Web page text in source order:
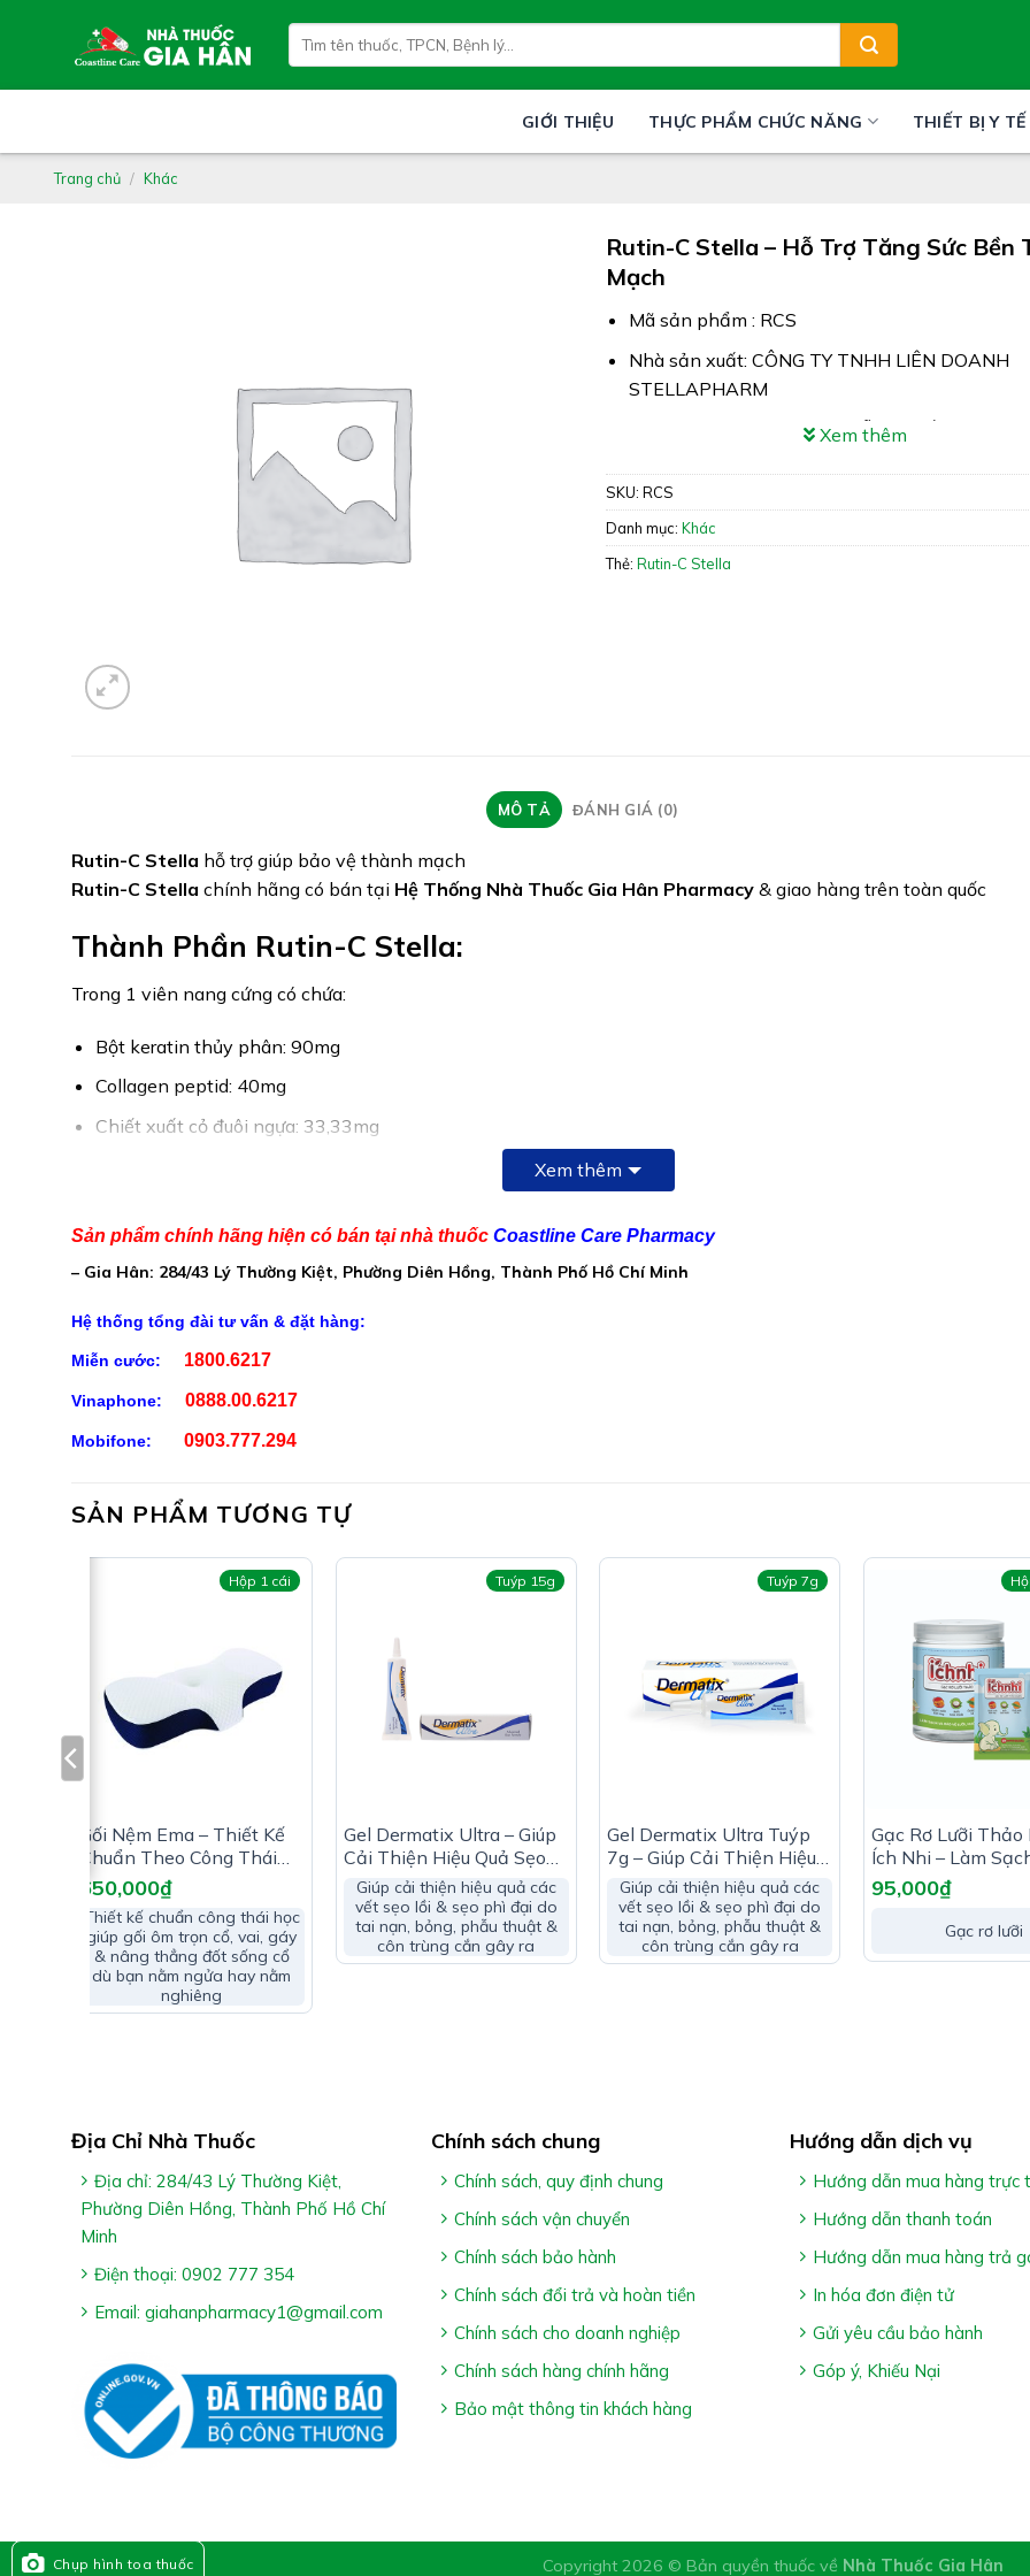
kiếm:
GIỚI THIỆU THỰC PHẨM CHỨC NĂNG THIẾT BỊ Y TẾ
Trang chủ / Khác
Rutin-C Stella – Hỗ Trợ Tăng Sức Bền
Mạch
Mã sản phẩm : RCS
Nhà sản xuất: CÔNG TY TNHH LIÊN DOANH
STELLAPHARM
Công dụng: Rutin-C Stella hỗ trợ chống oxy hóa,
Xuất xứ: Việt Nam
Giấy phép: 3704/2020/ĐKSP – 1714/2024/
ATTP
Xem thêm
SKU: RCS
Danh mục: Khác
Thẻ: Rutin-C Stella
MÔ TẢ ĐÁNH GIÁ (0)
Rutin-C Stella hỗ trợ giúp bảo vệ thành mạch
Rutin-C Stella chính hãng có bán tại Hệ Thống Nhà Thuốc Gia Hân Pharmacy & giao hàng trên toàn quốc
Thành Phần Rutin-C Stella:
Trong 1 viên nang cứng có chứa:
Bột keratin thủy phân: 90mg
Collagen peptid: 40mg
Chiết xuất cỏ đuôi ngựa: 33,33mg
l-Cystine: 8,33mg
Kẽm gluconate: 6,3mg
Chiết xuất nấm men chứa selen: 3,83mg
N-acetyl glucosamine: 3,33mg
Natri sắt citrat: 3,10mg
ß-caroten: 540 µg
Hesperidin: 0,33mg
Biotin: 8,3 µg
Công Dụng Rutin-C Stella:
Hỗ trợ chống oxy hóa
Hỗ trợ tăng sức bền thành mạch, giúp bảo vệ thành mạch
Ai Nên Dùng Rutin-C Stella:
Người trưởng thành uống 3 viên/ngày
Uống với nước hoặc nước ấm. Không nhai
*Lưu ý:
– Sản phẩm không phải là thuốc và không có chức năng thay thế thuốc chữa bệnh
– Tác dụng của sản phẩm tùy thuộc vào cơ địa hấp thu của từng người
Xem thêm
Sản phẩm chính hãng hiện có bán tại nhà thuốc Coastline Care Pharmacy
– Gia Hân: 284/43 Lý Thường Kiệt, Phường Diên Hồng, Thành Phố Hồ Chí Minh
Hệ thống tổng đài tư vấn & đặt hàng:
Miễn cước: 1800.6217
Vinaphone: 0888.00.6217
Mobifone: 0903.777.294
SẢN PHẨM TƯƠNG TỰ
Hộp 1 cái
Gối Nệm Ema – Thiết Kế
Chuẩn Theo Công Thái
Học
650,000₫
Thiết kế chuẩn công thái học
giúp gối ôm trọn cổ, vai, gáy
& nâng thẳng đốt sống cổ
dù bạn nằm ngửa hay nằm
nghiêng
Tuýp 15g
Gel Dermatix Ultra – Giúp
Cải Thiện Hiệu Quả Sẹo
Lồi
Giúp cải thiện hiệu quả các
vết sẹo lồi & sẹo phì đại do
tai nạn, bỏng, phẫu thuật &
côn trùng cắn gây ra
Tuýp 7g
Gel Dermatix Ultra Tuýp
7g – Giúp Cải Thiện Hiệu
Quả Sẹo Lồi
Giúp cải thiện hiệu quả các
vết sẹo lồi & sẹo phì đại do
tai nạn, bỏng, phẫu thuật &
côn trùng cắn gây ra
Gạc Rơ Lưỡi Thảo
Ích Nhi – Làm
Vệ Lưỡi, Nướu Cho
95,000₫
Gạc rơ lưỡi
Địa Chỉ Nhà Thuốc
Địa chỉ: 284/43 Lý Thường Kiệt,
Phường Diên Hồng, Thành Phố Hồ Chí
Minh
Điện thoại: 0902 777 354
Email: giahanpharmacy1@gmail.com
Chính sách chung
Chính sách, quy định chung
Chính sách vận chuyển
Chính sách bảo hành
Chính sách đổi trả và hoàn tiền
Chính sách cho doanh nghiệp
Chính sách hàng chính hãng
Bảo mật thông tin khách hàng
Hướng dẫn dịch vụ
Hướng dẫn mua hàng trực
Hướng dẫn thanh toán
Hướng dẫn mua hàng trả
In hóa đơn điện tử
Gửi yêu cầu bảo hành
Góp ý, Khiếu Nại
Copyright 2026 © Bản quyền thuốc về Nhà Thuốc Gia Hân
Chụp hình toa thuốc